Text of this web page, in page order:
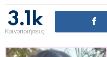
3.1k
Κοινοποιήσεις